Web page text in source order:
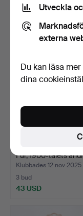
14 bud
Fur, 1900-talets
Klubbades 12 nov 2025
3 bud
43 USD
Utveckla
externa
Du kan läsa
dina